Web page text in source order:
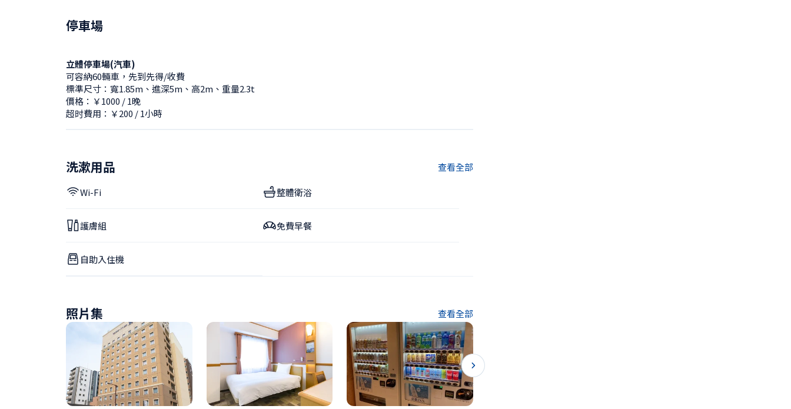
停車場
立體停車場(汽車)
可容納60輛車，先到先得/收費
標準尺寸：寬1.85m、進深5m、高2m、重量2.3t
價格：￥1000 / 1晚
超时費用：￥200 / 1小時
洗漱用品 查看全部
Wi-Fi 整體衛浴
護膚組 免費早餐
自助入住機
照片集 查看全部